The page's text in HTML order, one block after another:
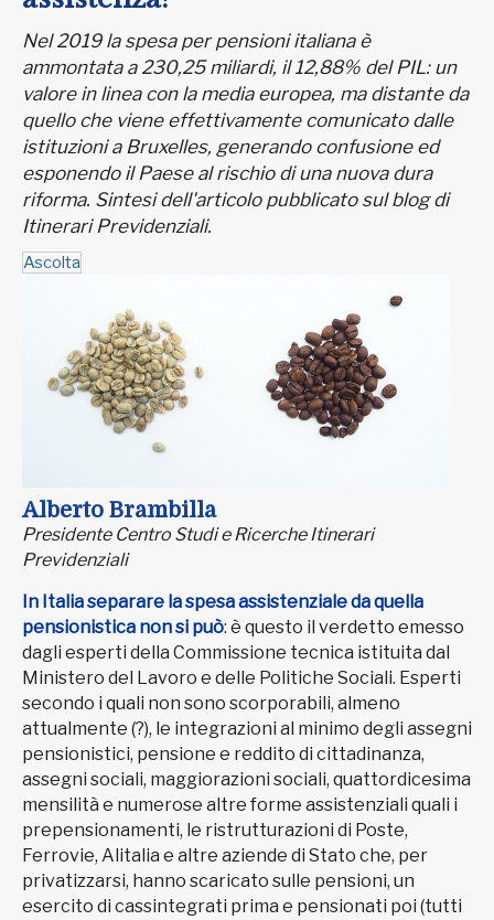
Nel 2019 la spesa per pensioni italiana è
ammontata a 230,25 miliardi, il 12,88% del PIL: un
valore in linea con la media europea, ma distante da
quello che viene effettivamente comunicato dalle
istituzioni a Bruxelles, generando confusione ed
esponendo il Paese al rischio di una nuova dura
riforma. Sintesi dell'articolo pubblicato sul blog di
Itinerari Previdenziali.
Ascolta
Alberto Brambilla
Presidente Centro Studi e Ricerche Itinerari
Previdenziali
In Italia separare la spesa assistenziale da quella
pensionistica non si può: è questo il verdetto emesso
dagli esperti della Commissione tecnica istituita dal
Ministero del Lavoro e delle Politiche Sociali. Esperti
secondo i quali non sono scorporabili, almeno
attualmente (?), le integrazioni al minimo degli assegni
pensionistici, pensione e reddito di cittadinanza,
assegni sociali, maggiorazioni sociali, quattordicesima
mensilità e numerose altre forme assistenziali quali i
prepensionamenti, le ristrutturazioni di Poste,
Ferrovie, Alitalia e altre aziende di Stato che, per
privatizzarsi, hanno scaricato sulle pensioni, un
esercito di cassintegrati prima e pensionati poi (tutti